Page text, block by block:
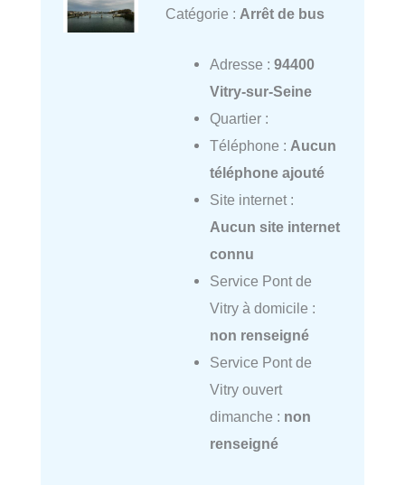
Catégorie : Arrêt de bus
Adresse : 94400
Vitry-sur-Seine
Quartier :
Téléphone : Aucun
téléphone ajouté
Site internet :
Aucun site internet
connu
Service Pont de
Vitry à domicile :
non renseigné
Service Pont de
Vitry ouvert
dimanche : non
renseigné